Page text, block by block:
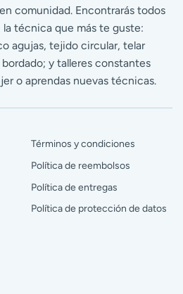
comunidad. Encontrarás todos
la técnica que más te guste:
agujas, tejido circular, telar
y talleres constantes
o aprendas nuevas técnicas.
Términos y condiciones
Política de reembolsos
Política de entregas
Política de protección de datos